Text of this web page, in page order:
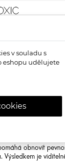
Ultimate Age
pružnější a
tři vysoce účinné
obnovit
Výsledkem je
v souladu s
eshopu udělujete